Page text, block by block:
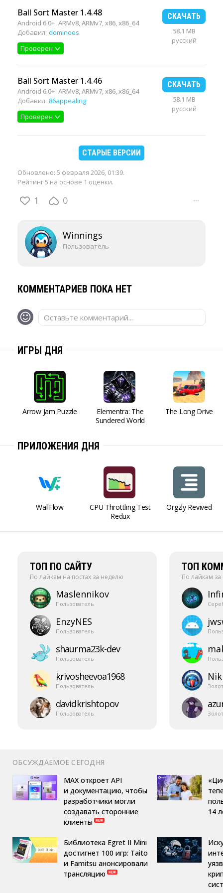
Ball Sort Master 1.4.48
Android 6.0+ ARMv8, ARMv7, x86, x86_64
Добавил: dominoes
Проверен
СКАЧАТЬ
58.1 MB
русский
Ball Sort Master 1.4.46
Android 6.0+ ARMv8, ARMv7, x86, x86_64
Добавил: 86appealing
Проверен
СКАЧАТЬ
58.1 MB
русский
СТАРЫЕ ВЕРСИИ
Обновлено: 5 февраля 2026, 01:39.
Рейтинг 5 на основе 1 оценки.
1 0 ···
Winnings
Пользователь
КОММЕНТАРИЕВ ПОКА НЕТ
Оставьте комментарий...
ИГРЫ ДНЯ
Arrow Jam Puzzle
Elementra: The
Sundered World
The Long Drive
ПРИЛОЖЕНИЯ ДНЯ
WallFlow
CPU Throttling Test
Redux
Orgzly Revived
ТОП ПО САЙТУ
По лайкам на постах за неделю
Maslennikov
Пользователь
EnzyNES
Пользователь
shaurma23k-​dev
Пользователь
krivosheevoa1968
Пользователь
davidkrishtopov
Пользователь
ТОП
По лайкам
ОБСУЖДАЕМОЕ СЕГОДНЯ
MAX откроет API
и документацию, чтобы
разработчики могли
создавать сторонние
клиенты
Библиотека Egret II Mini
достигнет 100 игр: Taito
и Famitsu анонсировали
трансляцию
14